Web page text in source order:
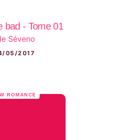
bad - Tome 01
Séveno
05/2017
ROMANCE